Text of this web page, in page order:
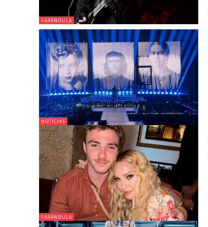
FARÁNDULA
NOTICIAS
FARÁNDULA